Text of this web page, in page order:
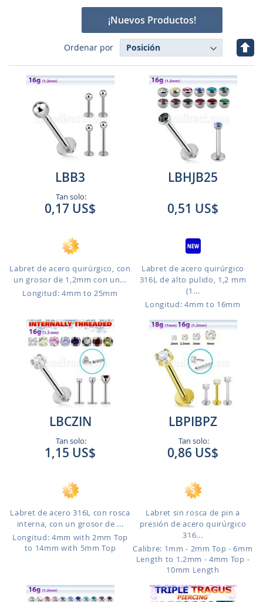
¡Nuevos Productos!
Ordenar por
Fijar
LBB3
Tan solo:
0,17 US$
Labret de acero quirúrgico, con
un grosor de 1,2mm con un...
Longitud: 4mm to 25mm
LBHJB25
0,51 US$
Labret de acero quirúrgico
316L de alto pulido, 1,2 mm
(1...
Longitud: 4mm to 16mm
LBCZIN
Tan solo:
1,15 US$
Labret de acero 316L con rosca
interna, con un grosor de ...
Longitud: 4mm with 2mm Top
to 14mm with 5mm Top
LBPIBPZ
Tan solo:
0,86 US$
Labret sin rosca de pin a
presión de acero quirúrgico
316...
Calibre: 1mm - 2mm Top - 6mm
Length to 1.2mm - 4mm Top -
10mm Length